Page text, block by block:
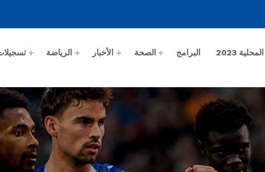
2023 البرامج الصحة الأخبار الرياضة